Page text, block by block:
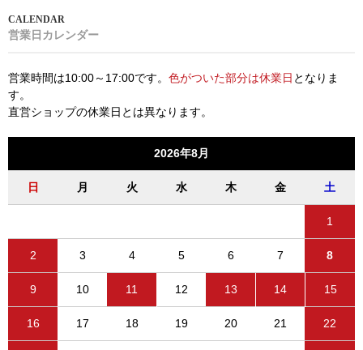
営業日カレンダー
営業時間は10:00～17:00です。 色がついた部分は休業日 となりま
す。
直営ショップの休業日とは異なります。
2026年8月
日 月 火 水 木 金 土
1
2 3 4 5 6 7 8
9 10 11 12 13 14 15
16 17 18 19 20 21 22